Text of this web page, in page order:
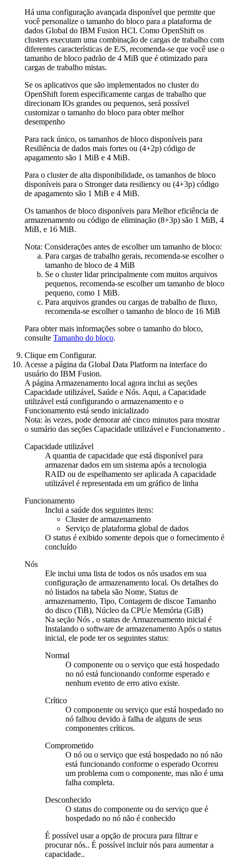
Há uma configuração avançada disponível que permite que
você personalize o tamanho do bloco para a plataforma de
dados Global do IBM Fusion HCI. Como OpenShift os
clusters executam uma combinação de cargas de trabalho com
diferentes características de E/S, recomenda-se que você use o
tamanho de bloco padrão de 4 MiB que é otimizado para
cargas de trabalho mistas.
Se os aplicativos que são implementados no cluster do
OpenShift forem especificamente cargas de trabalho que
direcionam IOs grandes ou pequenos, será possível
customizar o tamanho do bloco para obter melhor
desempenho
Para rack único, os tamanhos de bloco disponíveis para
Resiliência de dados mais fortes ou (4+2p) código de
apagamento são 1 MiB e 4 MiB.
Para o cluster de alta disponibilidade, os tamanhos de bloco
disponíveis para o Stronger data resiliency ou (4+3p) código
de apagamento são 1 MiB e 4 MiB.
Os tamanhos de bloco disponíveis para Melhor eficiência de
armazenamento ou código de eliminação (8+3p) são 1 MiB, 4
MiB, e 16 MiB.
Nota: Considerações antes de escolher um tamanho de bloco:
Para cargas de trabalho gerais, recomenda-se escolher o
tamanho de bloco de 4 MiB
Se o cluster lidar principalmente com muitos arquivos
pequenos, recomenda-se escolher um tamanho de bloco
pequeno, como 1 MiB.
Para arquivos grandes ou cargas de trabalho de fluxo,
recomenda-se escolher o tamanho de bloco de 16 MiB
Para obter mais informações sobre o tamanho do bloco,
consulte Tamanho do bloco.
Clique em Configurar.
Acesse a página da Global Data Platform na interface do
usuário do IBM Fusion.
A página Armazenamento local agora inclui as seções
Capacidade utilizável, Saúde e Nós. Aqui, a Capacidade
utilizável está configurando o armazenamento e o
Funcionamento está sendo inicializado
Nota: às vezes, pode demorar até cinco minutos para mostrar
o sumário das seções Capacidade utilizável e Funcionamento .
Capacidade utilizável
A quantia de capacidade que está disponível para
armazenar dados em um sistema após a tecnologia
RAID ou de espelhamento ser aplicada A capacidade
utilizável é representada em um gráfico de linha
Funcionamento
Inclui a saúde dos seguintes itens:
Cluster de armazenamento
Serviço de plataforma global de dados
O status é exibido somente depois que o fornecimento é
concluído
Nós
Ele inclui uma lista de todos os nós usados em sua
configuração de armazenamento local. Os detalhes do
nó listados na tabela são Nome, Status de
armazenamento, Tipo, Contagem de discoe Tamanho
do disco (TiB), Núcleo da CPUe Memória (GiB)
Na seção Nós , o status de Armazenamento inicial é
Instalando o software de armazenamento Após o status
inicial, ele pode ter os seguintes status:
Normal
O componente ou o serviço que está hospedado
no nó está funcionando conforme esperado e
nenhum evento de erro ativo existe.
Crítico
O componente ou serviço que está hospedado no
nó falhou devido à falha de alguns de seus
componentes críticos.
Comprometido
O nó ou o serviço que está hospedado no nó não
está funcionando conforme o esperado Ocorreu
um problema com o componente, mas não é uma
falha completa.
Desconhecido
O status do componente ou do serviço que é
hospedado no nó não é conhecido
É possível usar a opção de procura para filtrar e
procurar nós.. É possível incluir nós para aumentar a
capacidade..